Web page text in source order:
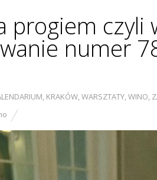
progiem czyli
numer
, KRAKÓW,WARSZTATY,WINO,